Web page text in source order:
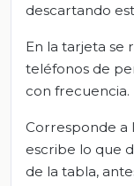
descartando
En la tarjeta se
teléfonos de
con frecuencia.
Corresponde a
escribe lo que
de la tabla,